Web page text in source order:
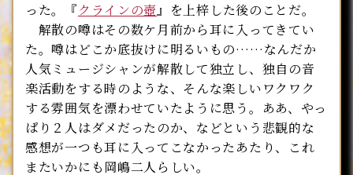
った。『クラインの壺』を上梓した後のことだ。
解散の噂はその数ケ月前から耳に入ってきてい
た。噂はどこか底抜けに明るいもの……なんだか
人気ミュージシャンが解散して独立し、独自の音
楽活動をする時のような、そんな楽しいワクワク
する雰囲気を漂わせていたように思う。ああ、やっ
ぱり２人はダメだったのか、などという悲観的な
感想が一つも耳に入ってこなかったあたり、これ
またいかにも岡嶋二人らしい。